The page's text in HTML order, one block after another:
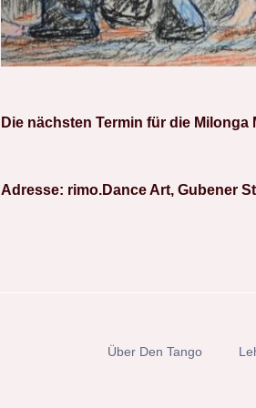
Die nächsten Termin für die Milonga
Adresse: rimo.Dance Art, Gubener
Über Den Tango